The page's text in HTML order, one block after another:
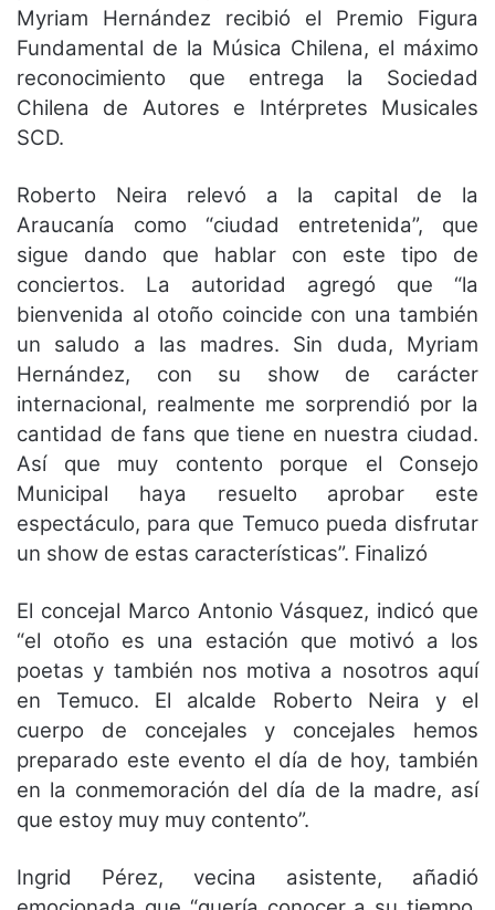
Myriam Hernández recibió el Premio Figura
Fundamental de la Música Chilena, el máximo
reconocimiento que entrega la Sociedad
Chilena de Autores e Intérpretes Musicales
SCD.
Roberto Neira relevó a la capital de la
Araucanía como “ciudad entretenida”, que
sigue dando que hablar con este tipo de
conciertos. La autoridad agregó que “la
bienvenida al otoño coincide con una también
un saludo a las madres. Sin duda, Myriam
Hernández, con su show de carácter
internacional, realmente me sorprendió por la
cantidad de fans que tiene en nuestra ciudad.
Así que muy contento porque el Consejo
Municipal haya resuelto aprobar este
espectáculo, para que Temuco pueda disfrutar
un show de estas características”. Finalizó
El concejal Marco Antonio Vásquez, indicó que
“el otoño es una estación que motivó a los
poetas y también nos motiva a nosotros aquí
en Temuco. El alcalde Roberto Neira y el
cuerpo de concejales y concejales hemos
preparado este evento el día de hoy, también
en la conmemoración del día de la madre, así
que estoy muy muy contento”.
Ingrid Pérez, vecina asistente, añadió